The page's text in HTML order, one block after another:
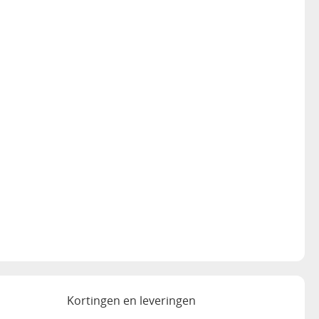
Kortingen en leveringen